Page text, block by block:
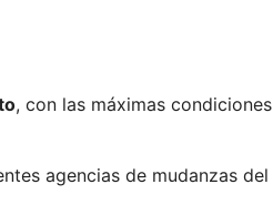
, con las máximas condiciones
agencias de mudanzas del